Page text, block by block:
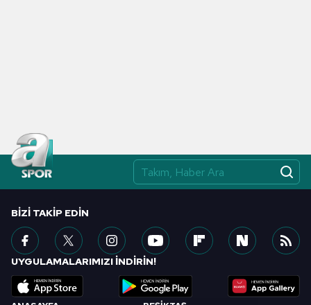
BIZI TAKIP EDIN
UYGULAMALARIMIZI İNDİRİN!